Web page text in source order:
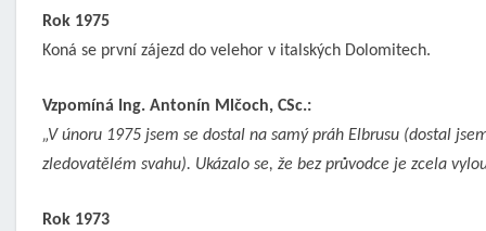
Rok 1975
Koná se první zájezd do velehor v italských Dolomitech.
Vzpomíná Ing. Antonín Mlčoch, CSc.:
„V únoru 1975 jsem se dostal na samý práh Elbrusu (dostal
zledovatělém svahu). Ukázalo se, že bez průvodce je zcela
Rok 1973